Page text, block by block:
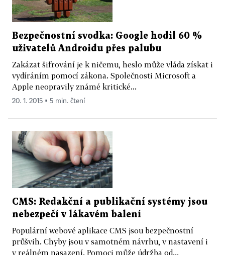
Bezpečnostní svodka: Google hodil 60 %
uživatelů Androidu přes palubu
Zakázat šifrování je k ničemu, heslo může vláda získat i
vydíráním pomocí zákona. Společnosti Microsoft a
Apple neopravily známé kritické...
20. 1. 2015 ▪ 5 min. čtení
CMS: Redakční a publikační systémy jsou
nebezpečí v lákavém balení
Populární webové aplikace CMS jsou bezpečnostní
průšvih. Chyby jsou v samotném návrhu, v nastavení i
v reálném nasazení. Pomoci může údržba od...